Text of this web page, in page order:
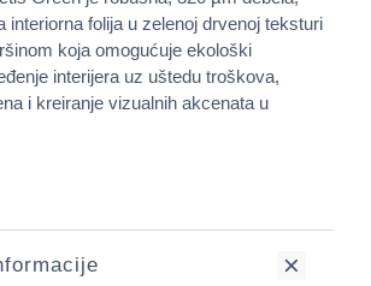
interiorna folija u zelenoj drvenoj teksturi
koja omogućuje ekološki
interijera uz uštedu troškova,
i kreiranje vizualnih akcenata u